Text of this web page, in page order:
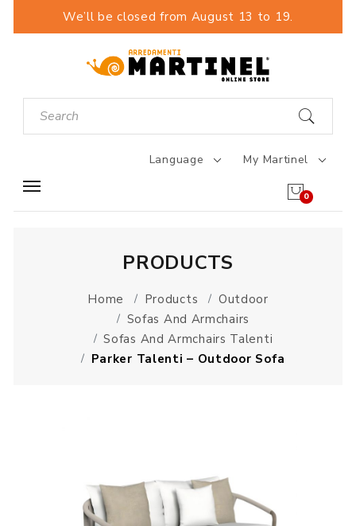
We’ll be closed from August 13 to 19.
Language My Martinel
0
PRODUCTS
Home Products
Outdoor
Sofas And Armchairs
Sofas And Armchairs Talenti
Parker Talenti – Outdoor Sofa